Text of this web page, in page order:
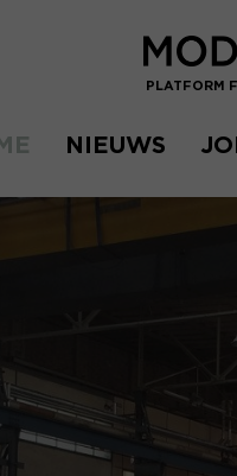
PLATFORM
NIEUWS